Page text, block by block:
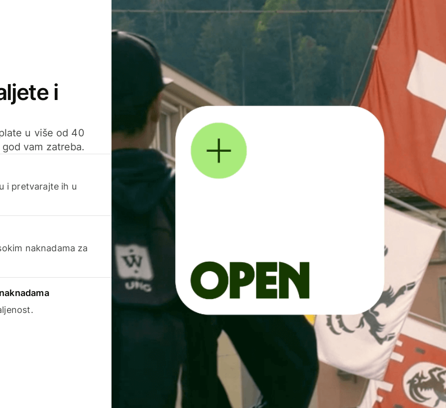
i
u više od 40
vam zatreba.
i pretvarajte ih u
naknadama za